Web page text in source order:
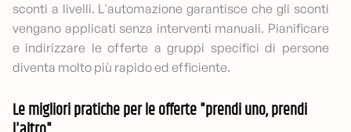
sconti a livelli. L'automazione garantisce che gli sconti
vengano applicati senza interventi manuali. Pianificare
e indirizzare le offerte a gruppi specifici di persone
diventa molto più rapido ed efficiente.
Le migliori pratiche per le offerte "prendi uno, prendi